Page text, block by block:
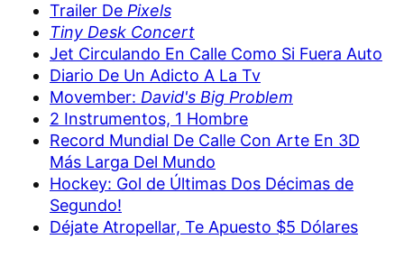
Trailer De Pixels
Tiny Desk Concert
Jet Circulando En Calle Como Si Fuera Auto
Diario De Un Adicto A La Tv
Movember: David's Big Problem
2 Instrumentos, 1 Hombre
Record Mundial De Calle Con Arte En 3D
Más Larga Del Mundo
Hockey: Gol de Últimas Dos Décimas de
Segundo!
Déjate Atropellar, Te Apuesto $5 Dólares